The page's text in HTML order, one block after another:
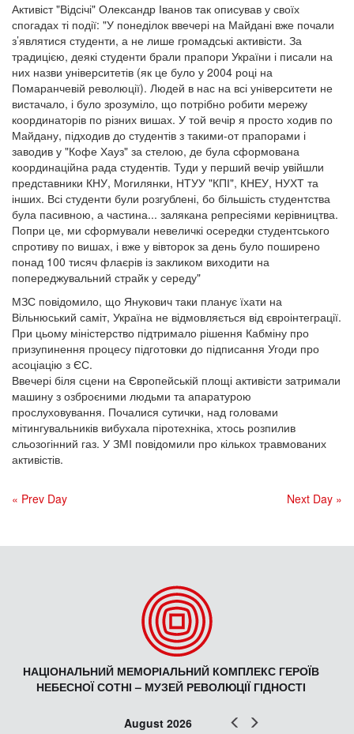
Активіст "Відсічі" Олександр Іванов так описував у своїх
спогадах ті події: "У понеділок ввечері на Майдані вже почали
з’являтися студенти, а не лише громадські активісти. За
традицією, деякі студенти брали прапори України і писали на
них назви університетів (як це було у 2004 році на
Помаранчевій революції). Людей в нас на всі університети не
вистачало, і було зрозуміло, що потрібно робити мережу
координаторів по різних вишах. У той вечір я просто ходив по
Майдану, підходив до студентів з такими-от прапорами і
заводив у "Кофе Хауз" за стелою, де була сформована
координаційна рада студентів. Туди у перший вечір увійшли
представники КНУ, Могилянки, НТУУ "КПІ", КНЕУ, НУХТ та
інших. Всі студенти були розгублені, бо більшість студентства
була пасивною, а частина... залякана репресіями керівництва.
Попри це, ми сформували невеличкі осередки студентського
спротиву по вишах, і вже у вівторок за день було поширено
понад 100 тисяч флаєрів із закликом виходити на
попереджувальний страйк у середу"
МЗС повідомило, що Янукович таки планує їхати на
Вільнюський саміт, Україна не відмовляється від євроінтеграції.
При цьому міністерство підтримало рішення Кабміну про
призупинення процесу підготовки до підписання Угоди про
асоціацію з ЄС.
Ввечері біля сцени на Європейській площі активісти затримали
машину з озброєними людьми та апаратурою
прослуховування. Почалися сутички, над головами
мітингувальників вибухала піротехніка, хтось розпилив
сльозогінний газ. У ЗМІ повідомили про кількох травмованих
активістів.
« Prev Day Next Day »
НАЦІОНАЛЬНИЙ МЕМОРІАЛЬНИЙ КОМПЛЕКС ГЕРОЇВ
НЕБЕСНОЇ СОТНІ – МУЗЕЙ РЕВОЛЮЦІЇ ГІДНОСТІ
Prev
August 2026